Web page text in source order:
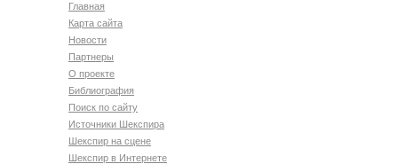
Главная
Карта сайта
Новости
Партнеры
О проекте
Библиография
Поиск по сайту
Источники Шекспира
Шекспир на сцене
Шекспир в Интернете